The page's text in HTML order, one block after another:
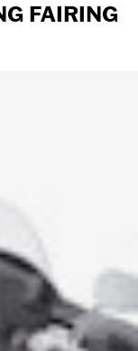
FAIRING